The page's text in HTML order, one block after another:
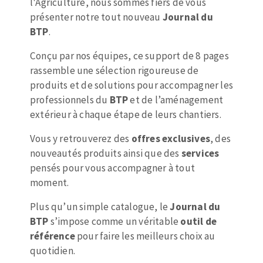
Pose des joints
Nettoyage
Mèches
Fraises carbure
Lames de scie à ruban
ABRASIFS APPLIQUÉS
Disques auto-agrippant
Patins
Bandes abrasives
Disques fibre et papier
Feuilles 230 x 280 mm
Cales à poncer et patins
Eponges abrasive
Plateaux supports
DISQUES ABRASIFS
Disques abrasifs agglomérés
Meules d'ébarbage
TRAITEMENT DE SURFACE
Disques à lamelles
présenter notre tout nouveau Journal du
BTP.
Conçu par nos équipes, ce support de 8 pages
rassemble une sélection rigoureuse de
produits et de solutions pour accompagner les
professionnels du BTPet de l’aménagement
extérieur à chaque étape de leurs chantiers.
Vous y retrouverez des offres exclusives, des
nouveautés produits ainsi que des services
pensés pour vous accompagner à tout
moment.
Plus qu’un simple catalogue, leJournal du
BTPs’impose comme un véritable outil de
référencepour faire les meilleurs choix au
quotidien.